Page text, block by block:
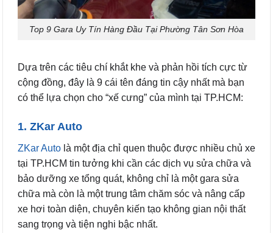
Top 9 Gara Uy Tín Hàng Đầu Tại Phường Tân Sơn Hòa
Dựa trên các tiêu chí khắt khe và phản hồi tích cực từ
cộng đồng, đây là 9 cái tên đáng tin cậy nhất mà bạn
có thể lựa chọn cho “xế cưng” của mình tại TP.HCM:
1. ZKar Auto
ZKar Auto là một địa chỉ quen thuộc được nhiều chủ xe
tại TP.HCM tin tưởng khi cần các dịch vụ sửa chữa và
bảo dưỡng xe tổng quát, không chỉ là một gara sửa
chữa mà còn là một trung tâm chăm sóc và nâng cấp
xe hơi toàn diện, chuyên kiến tạo không gian nội thất
sang trọng và tiện nghi bậc nhất.